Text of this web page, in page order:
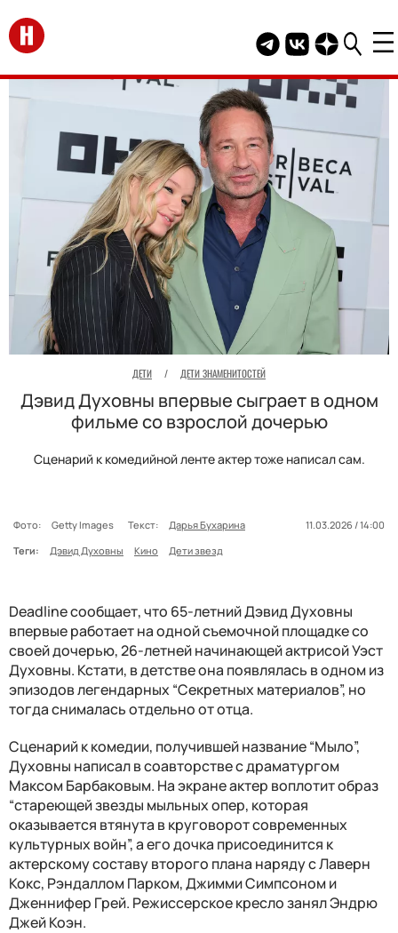
Перейти на главную
Telegram канал
Группа HELLO
Канал
ДЕТИ / ДЕТИ ЗНАМЕНИТОСТЕЙ
Дэвид Духовны впервые сыграет в одном
фильме со взрослой дочерью
Сценарий к комедийной ленте актер тоже написал сам.
Фото: Getty Images Текст: Дарья Бухарина
11.03.2026 / 14:00
Теги:
Дэвид Духовны Кино Дети звезд
Deadline сообщает, что 65-летний Дэвид Духовны
впервые работает на одной съемочной площадке со
своей дочерью, 26-летней начинающей актрисой Уэст
Духовны. Кстати, в детстве она появлялась в одном из
эпизодов легендарных “Секретных материалов”, но
тогда снималась отдельно от отца.
Сценарий к комедии, получившей название “Мыло”,
Духовны написал в соавторстве с драматургом
Максом Барбаковым. На экране актер воплотит образ
“стареющей звезды мыльных опер, которая
оказывается втянута в круговорот современных
культурных войн”, а его дочка присоединится к
актерскому составу второго плана наряду с Лаверн
Кокс, Рэндаллом Парком, Джимми Симпсоном и
Дженнифер Грей. Режиссерское кресло занял Эндрю
Джей Коэн.